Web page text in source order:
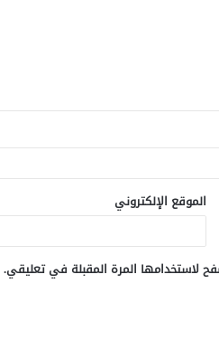
الموقع الإلكتروني
لاستخدامها المرة المقبلة في تعليقي.